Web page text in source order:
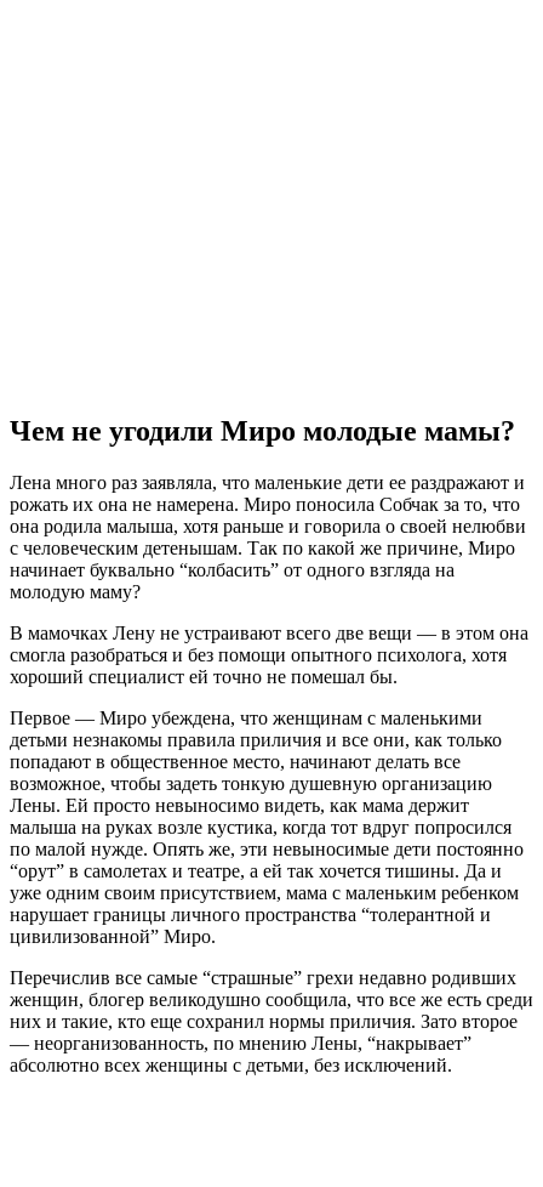
Чем не угодили Миро молодые мамы?
Лена много раз заявляла, что маленькие дети ее раздражают и
рожать их она не намерена. Миро поносила Собчак за то, что
она родила малыша, хотя раньше и говорила о своей нелюбви
с человеческим детенышам. Так по какой же причине, Миро
начинает буквально “колбасить” от одного взгляда на
молодую маму?
В мамочках Лену не устраивают всего две вещи — в этом она
смогла разобраться и без помощи опытного психолога, хотя
хороший специалист ей точно не помешал бы.
Первое — Миро убеждена, что женщинам с маленькими
детьми незнакомы правила приличия и все они, как только
попадают в общественное место, начинают делать все
возможное, чтобы задеть тонкую душевную организацию
Лены. Ей просто невыносимо видеть, как мама держит
малыша на руках возле кустика, когда тот вдруг попросился
по малой нужде. Опять же, эти невыносимые дети постоянно
“орут” в самолетах и театре, а ей так хочется тишины. Да и
уже одним своим присутствием, мама с маленьким ребенком
нарушает границы личного пространства “толерантной и
цивилизованной” Миро.
Перечислив все самые “страшные” грехи недавно родивших
женщин, блогер великодушно сообщила, что все же есть среди
них и такие, кто еще сохранил нормы приличия. Зато второе
— неорганизованность, по мнению Лены, “накрывает”
абсолютно всех женщины с детьми, без исключений.